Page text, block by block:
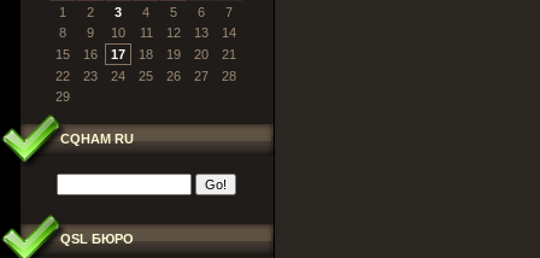
1
2 3 4 5 6
7
8
9 10 11 12 13
14
15
16 17 18 19 20
21
22
23 24 25 26 27
28
29
CQHAM RU
QSL БЮРО